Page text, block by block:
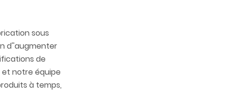
sous
d''augmenter
de
et notre équipe
à temps,